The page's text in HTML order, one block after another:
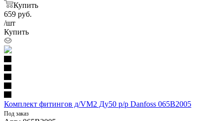
Купить
659 руб.
/шт
Купить
Комплект фитингов д/VM2 Ду50 р/р Danfoss 065B2005
Под заказ